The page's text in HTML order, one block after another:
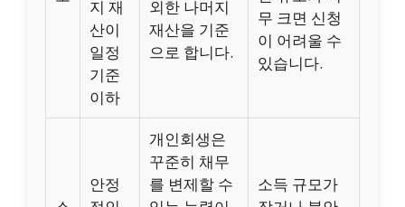
지 재
산이
일정
기준
이하
외한 나머지
재산을 기준
으로 합니다.
무 크면 신청
이 어려울 수
있습니다.
안정
개인회생은
꾸준히 채무
를 변제할 수
소득 규모가